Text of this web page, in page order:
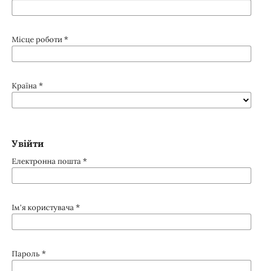
Місце роботи*
Країна*
Увійти
Електронна пошта*
Ім'я користувача*
Пароль *